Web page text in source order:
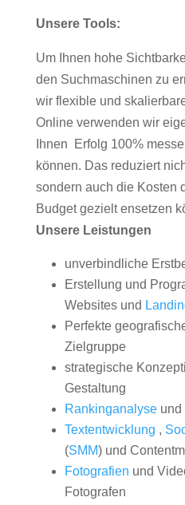
Unsere Tools:
Um Ihnen hohe
den Suchmaschinen zu
wir flexible und
Online verwenden wir
Ihnen Erfolg 100%
können. Das reduziert
sondern auch die Kosten
Budget gezielt ensetzen
Unsere Leistungen
unverbindliche
Erstellung und
Websites und
Perfekte
Zielgruppe
strategische
Gestaltung
Rankinganalyseund
Textentwicklung ,
(SMM) und
Fotografien und
Fotografen